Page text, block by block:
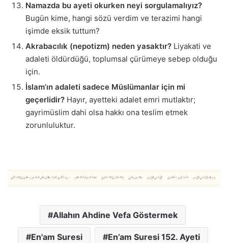
Namazda bu ayeti okurken neyi sorgulamalıyız?
Bugün kime, hangi sözü verdim ve terazimi hangi
işimde eksik tuttum?
Akrabacılık (nepotizm) neden yasaktır? Liyakati ve
adaleti öldürdüğü, toplumsal çürümeye sebep olduğu
için.
İslam’ın adaleti sadece Müslümanlar için mi
geçerlidir? Hayır, ayetteki adalet emri mutlaktır;
gayrimüslim dahi olsa hakkı ona teslim etmek
zorunluluktur.
Allahın Ahdine Vefa Göstermek
En'am Suresi En’am Suresi 152. Ayeti